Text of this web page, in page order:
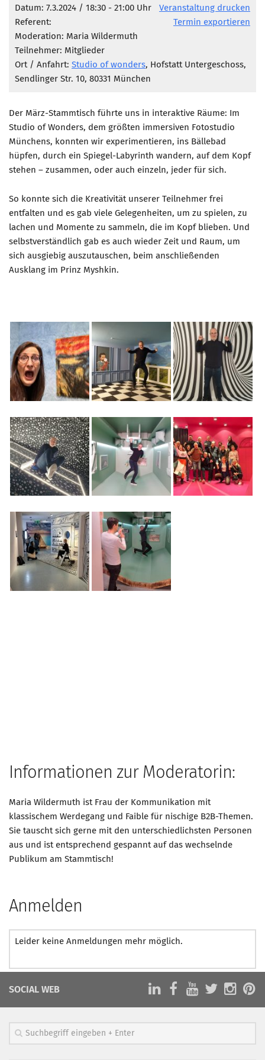
Marketing Pioniere
Arbeitsgruppen
Münchner Marketingpreis
Mentoring
MARKETING PIONIERE
Marketing Pioniere im BVMC
Clubmagazin
MCM Club TV
MITGLIEDSCHAFT
AKTUELLES
KONTAKT
Veranstaltung drucken
Termin exportieren
Datum: 7.3.2024 / 18:30 - 21:00 Uhr
Referent:
Moderation: Maria Wildermuth
Teilnehmer: Mitglieder
Ort / Anfahrt: Studio of wonders, Hofstatt Untergeschoss,
Sendlinger Str. 10, 80331 München
Der März-Stammtisch führte uns in interaktive Räume: Im
Studio of Wonders, dem größten immersiven Fotostudio
Münchens, konnten wir experimentieren, ins Bällebad
hüpfen, durch ein Spiegel-Labyrinth wandern, auf dem Kopf
stehen – zusammen, oder auch einzeln, jeder für sich.
So konnte sich die Kreativität unserer Teilnehmer frei
entfalten und es gab viele Gelegenheiten, um zu spielen, zu
lachen und Momente zu sammeln, die im Kopf blieben. Und
selbstverständlich gab es auch wieder Zeit und Raum, um
sich ausgiebig auszutauschen, beim anschließenden
Ausklang im Prinz Myshkin.
Informationen zur Moderatorin:
Maria Wildermuth ist Frau der Kommunikation mit
klassischem Werdegang und Faible für nischige B2B-Themen.
Sie tauscht sich gerne mit den unterschiedlichsten Personen
aus und ist entsprechend gespannt auf das wechselnde
Publikum am Stammtisch!
Anmelden
Leider keine Anmeldungen mehr möglich.
SOCIAL WEB